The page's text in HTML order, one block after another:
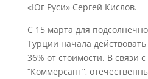
«Юг Руси» Сергей Кислов.
С 15 марта для
Турции начала
36% от стоимости. В связи
“Коммерсант”,